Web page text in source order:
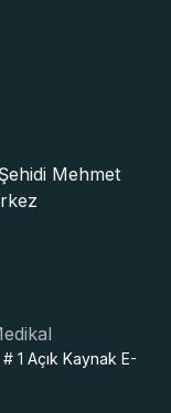
Mehmet
# 1Açık Kaynak E-